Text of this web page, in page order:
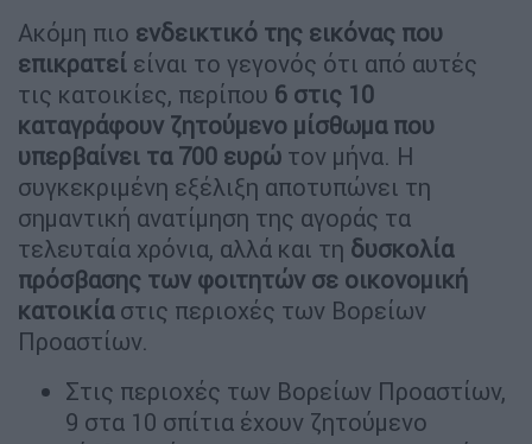
Ακόμη πιο ενδεικτικό της εικόνας που
επικρατεί είναι το γεγονός ότι από αυτές
τις κατοικίες, περίπου 6 στις 10
καταγράφουν ζητούμενο μίσθωμα που
υπερβαίνει τα 700 ευρώ τον μήνα. Η
συγκεκριμένη εξέλιξη αποτυπώνει τη
σημαντική ανατίμηση της αγοράς τα
τελευταία χρόνια, αλλά και τη δυσκολία
πρόσβασης των φοιτητών σε οικονομική
κατοικίαστις περιοχές των Βορείων
Προαστίων.
Στις περιοχές των Βορείων Προαστίων,
9 στα 10 σπίτια έχουν ζητούμενο